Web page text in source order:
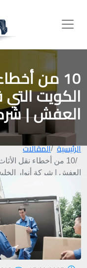
10 من
الكويت
العفش |
الرئيسية المقالات
10 من أخطاء نقل
العفش | شركة أنوار